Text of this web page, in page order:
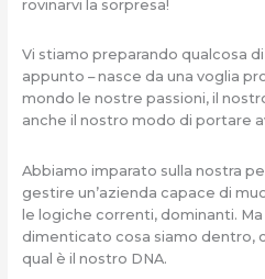
rovinarvi la sorpresa!
Vi stiamo preparando qualcosa
appunto – nasce da una voglia
mondo le nostre passioni, il
anche il nostro modo di portare
Abbiamo imparato sulla nostra
gestire un’azienda capace di
le logiche correnti, dominanti.
dimenticato cosa siamo dentro,
qual è il nostro DNA.